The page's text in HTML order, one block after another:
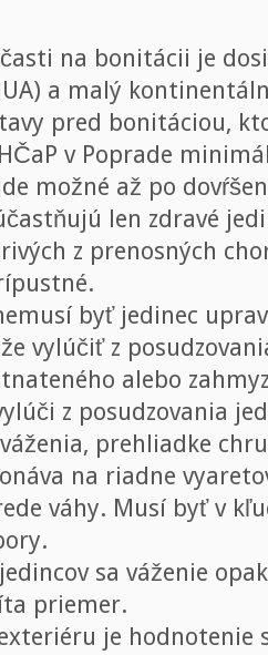
na bonitácii je
a malý
pred bonitáciou,
v Poprade
možné až po
len zdravé
z prenosných
byť jedinec
vylúčiť z
alebo
z posudzovania
prehliadke
na riadne
váhy. Musí byť v
sa váženie
priemer.
je